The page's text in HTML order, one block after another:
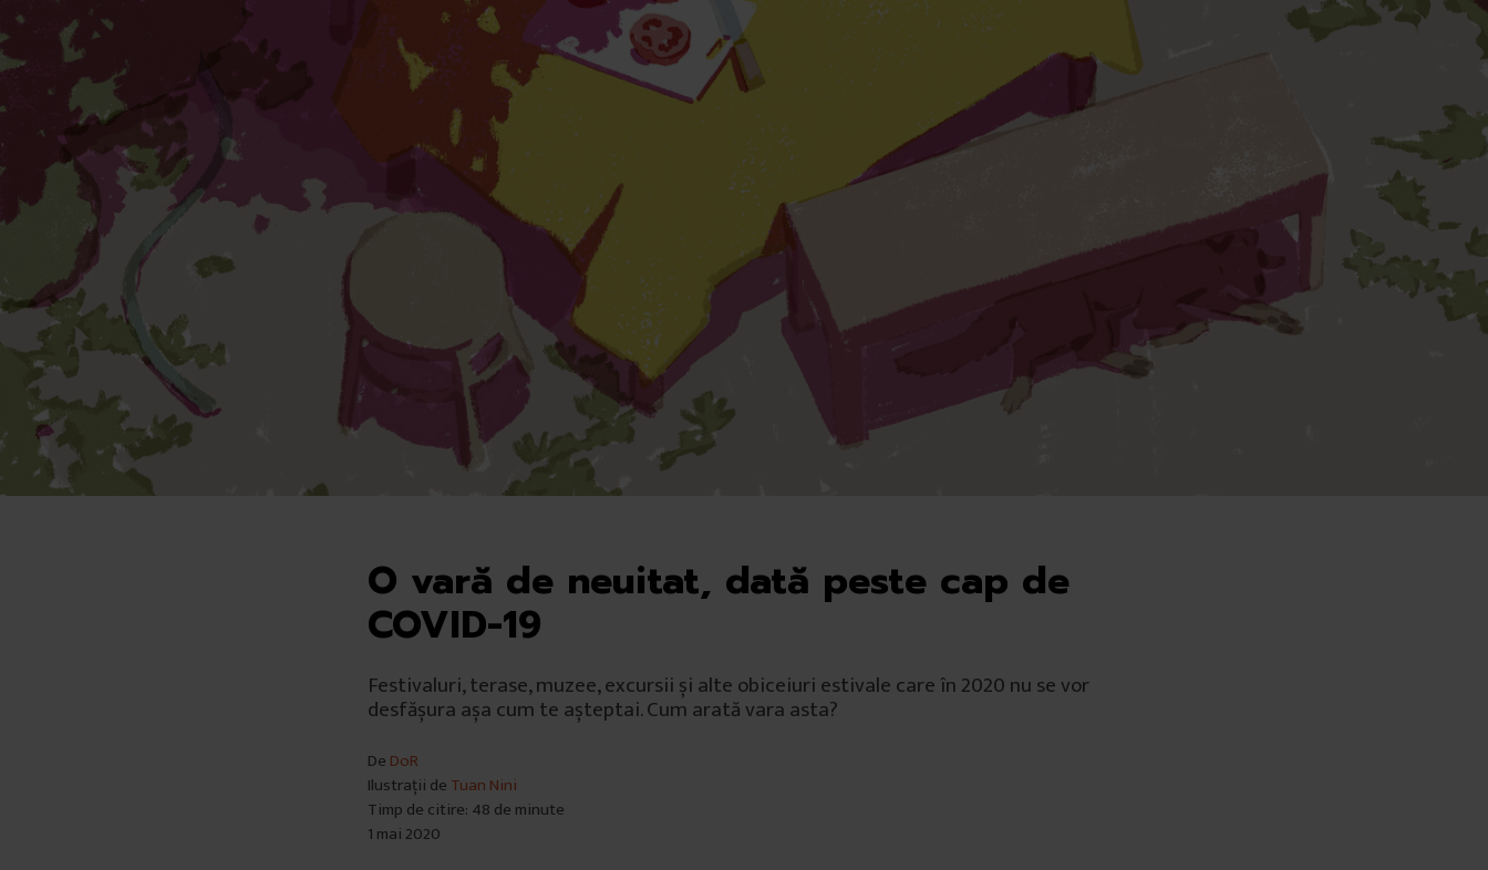
O vară de neuitat, dată peste cap de
COVID-19
Festivaluri, terase, muzee, excursii și alte obiceiuri estivale care în 2020 nu se vor
desfășura așa cum te așteptai. Cum arată vara asta?
De DoR
Ilustrații de Tuan Nini
Timp de citire: 48 de minute
1 mai 2020